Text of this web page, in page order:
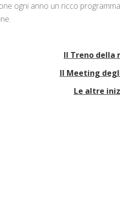
ogni anno un ricco
Il Treno della
Il Meeting
Le altre